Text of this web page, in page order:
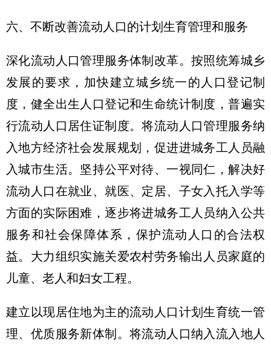
六、不断改善流动人口的计划生育管理和服务
深化流动人口管理服务体制改革。按照统筹城乡
发展的要求，加快建立城乡统一的人口登记制
度，健全出生人口登记和生命统计制度，普遍实
行流动人口居住证制度。将流动人口管理服务纳
入地方经济社会发展规划，促进进城务工人员融
入城市生活。坚持公平对待、一视同仁，解决好
流动人口在就业、就医、定居、子女入托入学等
方面的实际困难，逐步将进城务工人员纳入公共
服务和社会保障体系，保护流动人口的合法权
益。大力组织实施关爱农村劳务输出人员家庭的
儿童、老人和妇女工程。
建立以现居住地为主的流动人口计划生育统一管
理、优质服务新体制。将流动人口纳入流入地人